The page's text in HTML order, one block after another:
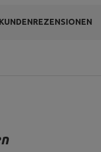
KUNDENREZENSIONEN